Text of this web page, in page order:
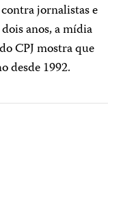
jornalistas e
anos, a mídia
CPJ mostra que
desde 1992.